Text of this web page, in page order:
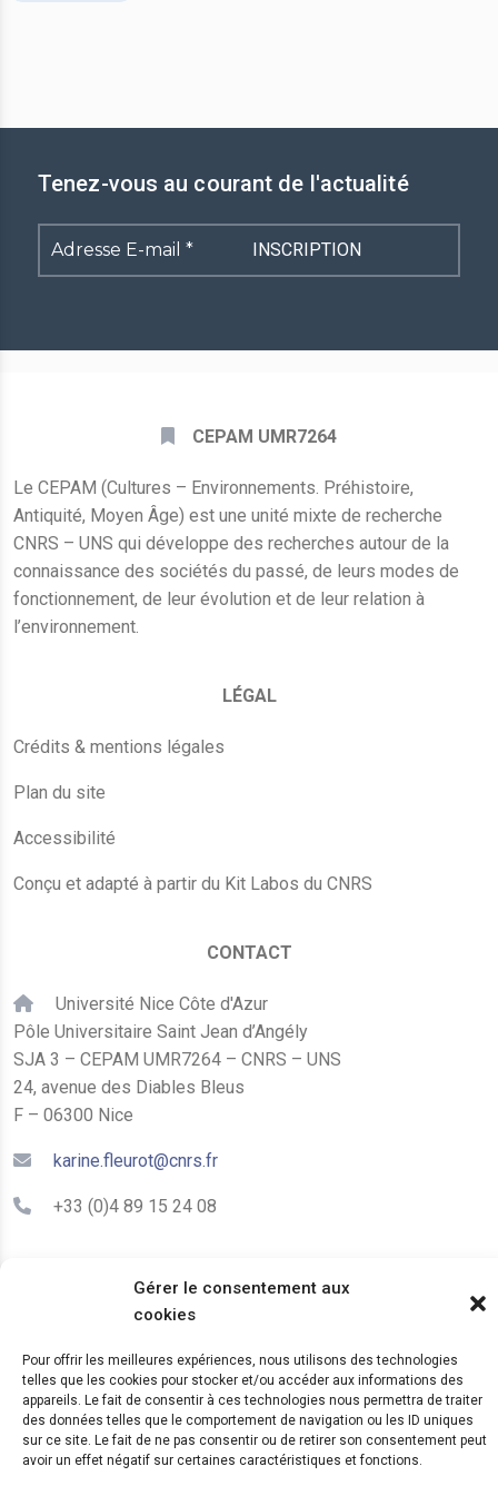
Gérer le consentement aux
cookies
Pour offrir les meilleures expériences, nous utilisons des technologies
telles que les cookies pour stocker et/ou accéder aux informations des
appareils. Le fait de consentir à ces technologies nous permettra de traiter
des données telles que le comportement de navigation ou les ID uniques
sur ce site. Le fait de ne pas consentir ou de retirer son consentement peut
avoir un effet négatif sur certaines caractéristiques et fonctions.
Tenez-vous au courant de l'actualité
Adresse
E-
CEPAM UMR7264
Le CEPAM (Cultures – Environnements. Préhistoire,
Antiquité, Moyen Âge) est une unité mixte de recherche
CNRS – UNS qui développe des recherches autour de la
connaissance des sociétés du passé, de leurs modes de
fonctionnement, de leur évolution et de leur relation à
l’environnement.
LÉGAL
Crédits & mentions légales
Plan du site
Accessibilité
Conçu et adapté à partir du Kit Labos du CNRS
CONTACT
Université Nice Côte d'Azur
Pôle Universitaire Saint Jean d’Angély
SJA 3 – CEPAM UMR7264 – CNRS – UNS
24, avenue des Diables Bleus
F – 06300 Nice
karine.fleurot@cnrs.fr
+33 (0)4 89 15 24 08
© 2024 Copyright:CEPAM UMR7264, CNRS, CNRS